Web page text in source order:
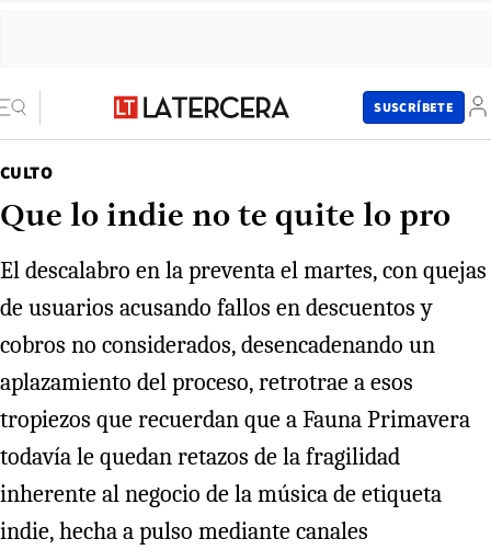
SUSCRÍBETE
CULTO
Que lo indie no te quite lo pro
El descalabro en la preventa el martes, con quejas
de usuarios acusando fallos en descuentos y
cobros no considerados, desencadenando un
aplazamiento del proceso, retrotrae a esos
tropiezos que recuerdan que a Fauna Primavera
todavía le quedan retazos de la fragilidad
inherente al negocio de la música de etiqueta
indie, hecha a pulso mediante canales